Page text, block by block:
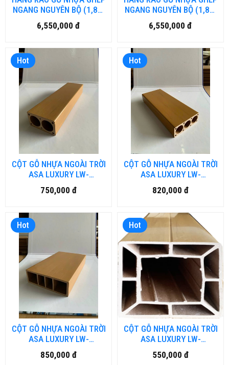
NGANG NGUYÊN BỘ (1,8m
x1,8m) MÀU TEAK
6,550,000 đ
NGANG NGUYÊN BỘ (1,8m
x1,8m)
6,550,000 đ
Hot
CỘT GỖ NHỰA NGOÀI TRỜI
ASA LUXURY LW-
LU70H40.DN
750,000 đ
Hot
CỘT GỖ NHỰA NGOÀI TRỜI
ASA LUXURY LW-
LU100H40.DN
820,000 đ
Hot
CỘT GỖ NHỰA NGOÀI TRỜI
ASA LUXURY LW-
LU150H50.DN
850,000 đ
Hot
CỘT GỖ NHỰA NGOÀI TRỜI
ASA LUXURY LW-
LU150H150.DN
550,000 đ